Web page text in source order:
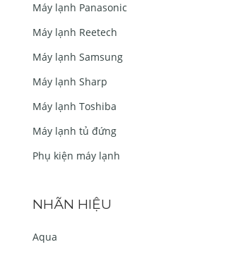
Máy lạnh Panasonic
Máy lạnh Reetech
Máy lạnh Samsung
Máy lạnh Sharp
Máy lạnh Toshiba
Máy lạnh tủ đứng
Phụ kiện máy lạnh
NHÃN HIỆU
Aqua